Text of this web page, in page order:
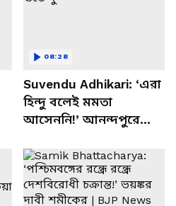
Suvendu Adhikari: ‘এরা
হিন্দু বলেই মমতা
আসেননি!’ আনন্দপুরে
খোলসা করলেন শুভেন্দু
08:28